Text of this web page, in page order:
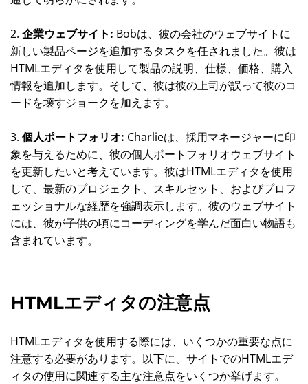
2. 企業ウェブサイト: Bobは、彼の会社のウェブサイトに
新しい製品ページを追加するタスクを任されました。彼は
HTMLエディタを使用して製品の説明、仕様、価格、購入
情報を追加します。そして、彼は彼の上司が誤って彼のコ
ードを壊すジョークを加えます。
3. 個人ポートフォリオ: Charlieは、採用マネージャーに印
象を与えるために、彼の個人ポートフォリオウェブサイト
を更新したいと考えています。彼はHTMLエディタを使用
して、最新のプロジェクト、スキルセット、およびプロフ
ェッショナルな経歴を強調表示します。彼のウェブサイト
には、彼が子供の頃にコーディングを学んだ面白い物語も
含まれています。
HTMLエディタの注意点
HTMLエディタを使用する際には、いくつかの重要な点に
注意する必要があります。以下に、サイトでのHTMLエデ
ィタの使用に関連する主な注意点をいくつか挙げます。